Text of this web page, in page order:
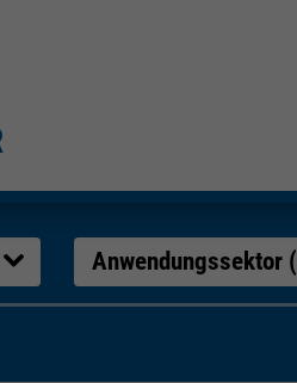
Anwendungssektor (